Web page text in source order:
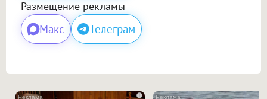
Размещение рекламы
Макс Телеграм
i